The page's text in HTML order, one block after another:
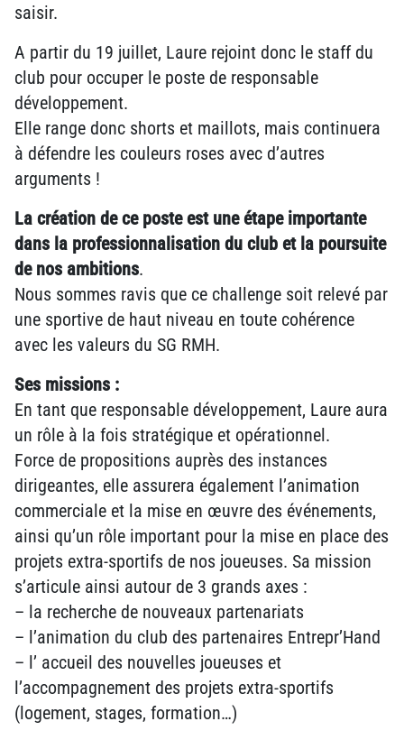
saisir.
A partir du 19 juillet, Laure rejoint donc le staff du
club pour occuper le poste de responsable
développement.
Elle range donc shorts et maillots, mais continuera
à défendre les couleurs roses avec d’autres
arguments !
La création de ce poste est une étape importante
dans la professionnalisation du club et la poursuite
de nos ambitions.
Nous sommes ravis que ce challenge soit relevé par
une sportive de haut niveau en toute cohérence
avec les valeurs du SG RMH.
Ses missions :
En tant que responsable développement, Laure aura
un rôle à la fois stratégique et opérationnel.
Force de propositions auprès des instances
dirigeantes, elle assurera également l’animation
commerciale et la mise en œuvre des événements,
ainsi qu’un rôle important pour la mise en place des
projets extra-sportifs de nos joueuses. Sa mission
s’articule ainsi autour de 3 grands axes :
– la recherche de nouveaux partenariats
– l’animation du club des partenaires Entrepr’Hand
– l’ accueil des nouvelles joueuses et
l’accompagnement des projets extra-sportifs
(logement, stages, formation…)